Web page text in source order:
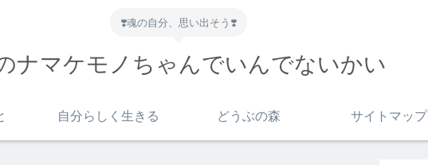
❣️魂の自分、思い出そう❣️
ナマケモノちゃんでいんでないかい
自分らしく生きる どうぶの森 サイトマップ